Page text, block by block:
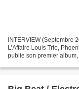
INTERVIEW (Septembre
L’Affaire Louis Trio,
publie son premier